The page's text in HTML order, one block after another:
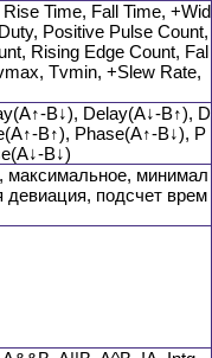
Time, Fall Time, +Wid
Positive Pulse Count,
Rising Edge Count, Fal
Tvmin, +Slew Rate,
B↓), Delay(A↓-B↑), D
B↑), Phase(A↑-B↓), P
B↓)
максимальное, минимал
девиация, подсчет врем